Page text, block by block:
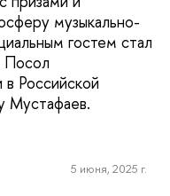
музыкально-
гостем стал
Посол
Российской
Мустафаев.
5 июня, 2025 г.